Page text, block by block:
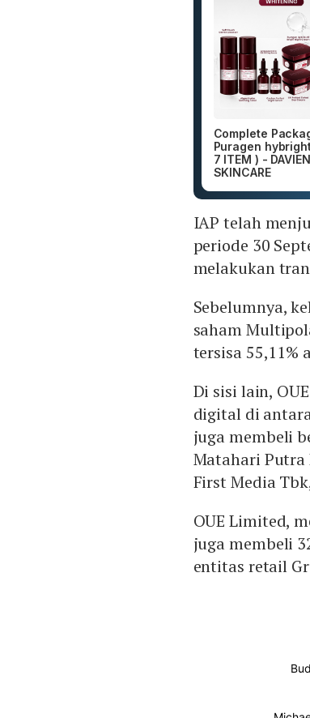
Complete
Puragen
7 ITEM ) -
SKINCARE
IAP telah
periode 30
melakukan
Sebelumnya,
saham
tersisa 55,11%
Di sisi lain,
digital di
juga membeli
Matahari Putra
First Media
OUE Limited,
juga membeli
entitas retail